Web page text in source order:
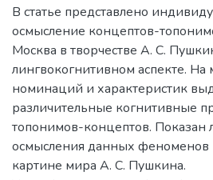
В статье представлено
осмысление концептов-
Москва в творчестве А. С.
лингвокогнитивном аспекте. На
номинаций и характеристик
различительные когнитивные
топонимов-концептов. Показан
осмысления данных феноменов
картине мира А. С. Пушкина.